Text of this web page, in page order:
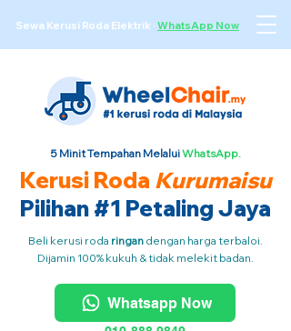
Sewa Kerusi Roda Elektrik · WhatsApp Now
5 Minit Tempahan MelaluiWhatsApp.
Kerusi Roda Kurumaisu
Pilihan #1 Petaling Jaya
Beli kerusi roda ringan dengan harga terbaloi.
Dijamin 100% kukuh & tidak melekit badan.
Whatsapp Now